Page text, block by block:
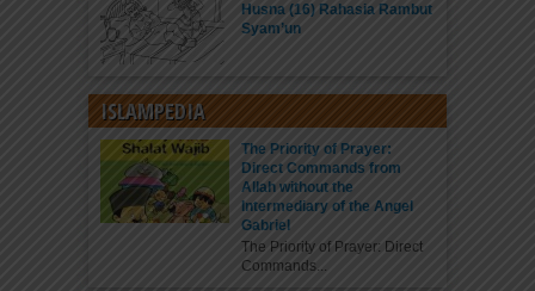
Husna (16) Rahasia Rambut
Syam’un
ISLAMPEDIA
The Priority of Prayer:
Direct Commands from
Allah without the
Intermediary of the Angel
Gabriel
The Priority of Prayer: Direct
Commands...